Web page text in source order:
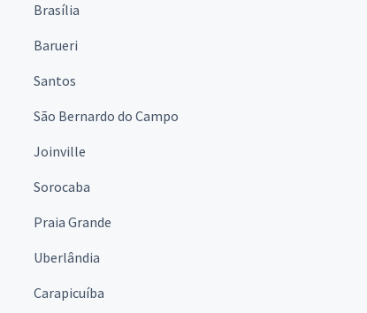
Brasília
Barueri
Santos
São Bernardo do Campo
Joinville
Sorocaba
Praia Grande
Uberlândia
Carapicuíba